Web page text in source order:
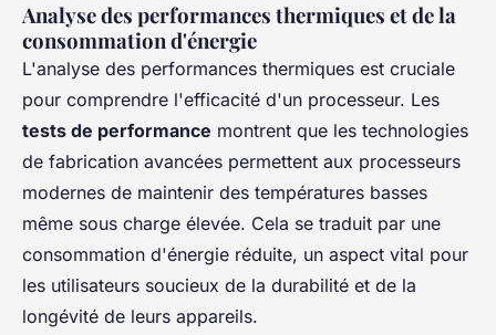
Analyse des performances thermiques et de la
consommation d'énergie
L'analyse des performances thermiques est cruciale
pour comprendre l'efficacité d'un processeur. Les
tests de performance montrent que les technologies
de fabrication avancées permettent aux processeurs
modernes de maintenir des températures basses
même sous charge élevée. Cela se traduit par une
consommation d'énergie réduite, un aspect vital pour
les utilisateurs soucieux de la durabilité et de la
longévité de leurs appareils.